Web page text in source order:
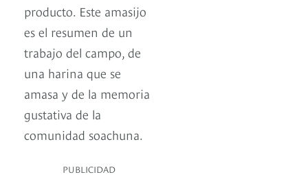
producto. Este amasijo
es el resumen de un
trabajo del campo, de
una harina que se
amasa y de la memoria
gustativa de la
comunidad soachuna.
PUBLICIDAD